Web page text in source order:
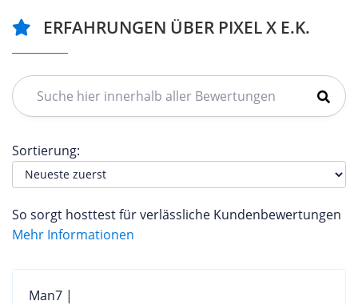
ERFAHRUNGEN ÜBER PIXEL X E.K.
Sortierung:
So sorgt hosttest für verlässliche Kundenbewertungen
Mehr Informationen
Man7 |